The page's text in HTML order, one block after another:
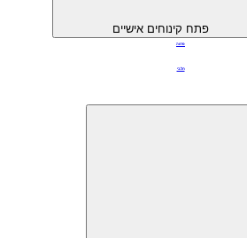
פתח קינוחים אישיים
פרווה
חלבי